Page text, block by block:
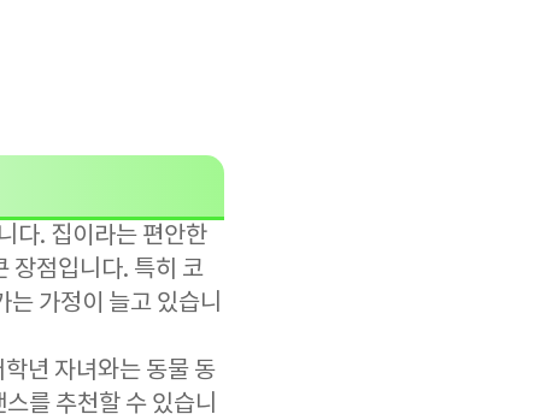
다. 집이라는 편안한
장점입니다. 특히 코
가정이 늘고 있습니
년 자녀와는 동물 동
를 추천할 수 있습니